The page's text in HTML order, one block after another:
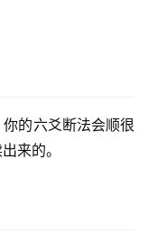
的六爻断法会顺很
来的。